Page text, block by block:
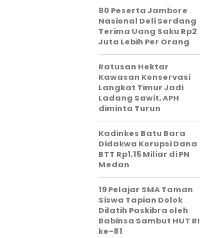
80 Peserta Jambore
Nasional Deli Serdang
Terima Uang Saku Rp2
Juta Lebih Per Orang
Ratusan Hektar
Kawasan Konservasi
Langkat Timur Jadi
Ladang Sawit, APH
diminta Turun
Kadinkes Batu Bara
Didakwa Korupsi Dana
BTT Rp1,15 Miliar di PN
Medan
19 Pelajar SMA Taman
Siswa Tapian Dolok
Dilatih Paskibra oleh
Babinsa Sambut HUT RI
ke-81